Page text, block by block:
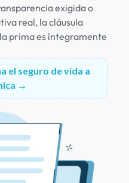
exigida o
real, la cláusula
prima es íntegramente
el seguro de vida a
→